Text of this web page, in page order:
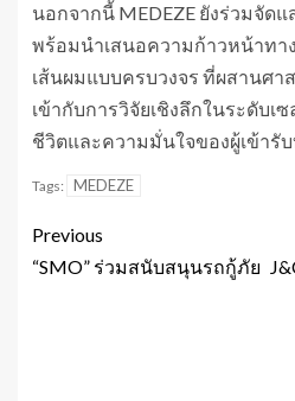
นอกจากนี้ MEDEZE ยังร่วมจัด
พร้อมนำเสนอความก้าวหน้าทา
เส้นผมแบบครบวงจร ที่ผสานศ
เข้ากับการวิจัยเชิงลึกในระดับ
ชีวิตและความมั่นใจของผู้เข้ารั
Tags: MEDEZE
Previous
“SMO” ร่วมสนับสนุนรถกู้ภัย